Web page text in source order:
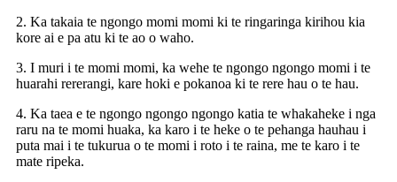
2. Ka takaia te ngongo momi momi ki te ringaringa kirihou kia
kore ai e pa atu ki te ao o waho.
3. I muri i te momi momi, ka wehe te ngongo ngongo momi i te
huarahi rererangi, kare hoki e pokanoa ki te rere hau o te hau.
4. Ka taea e te ngongo ngongo ngongo katia te whakaheke i nga
raru na te momi huaka, ka karo i te heke o te pehanga hauhau i
puta mai i te tukurua o te momi i roto i te raina, me te karo i te
mate ripeka.